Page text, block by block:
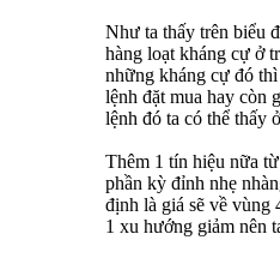
Như ta thấy trên biểu
hàng loạt kháng cự ở
những kháng cự đó
lệnh đặt mua hay còn
lệnh đó ta có thể thấy
Thêm 1 tín hiệu nữa
phần kỳ đỉnh nhẹ
định là giá sẽ về vùng
1 xu hướng giảm nên